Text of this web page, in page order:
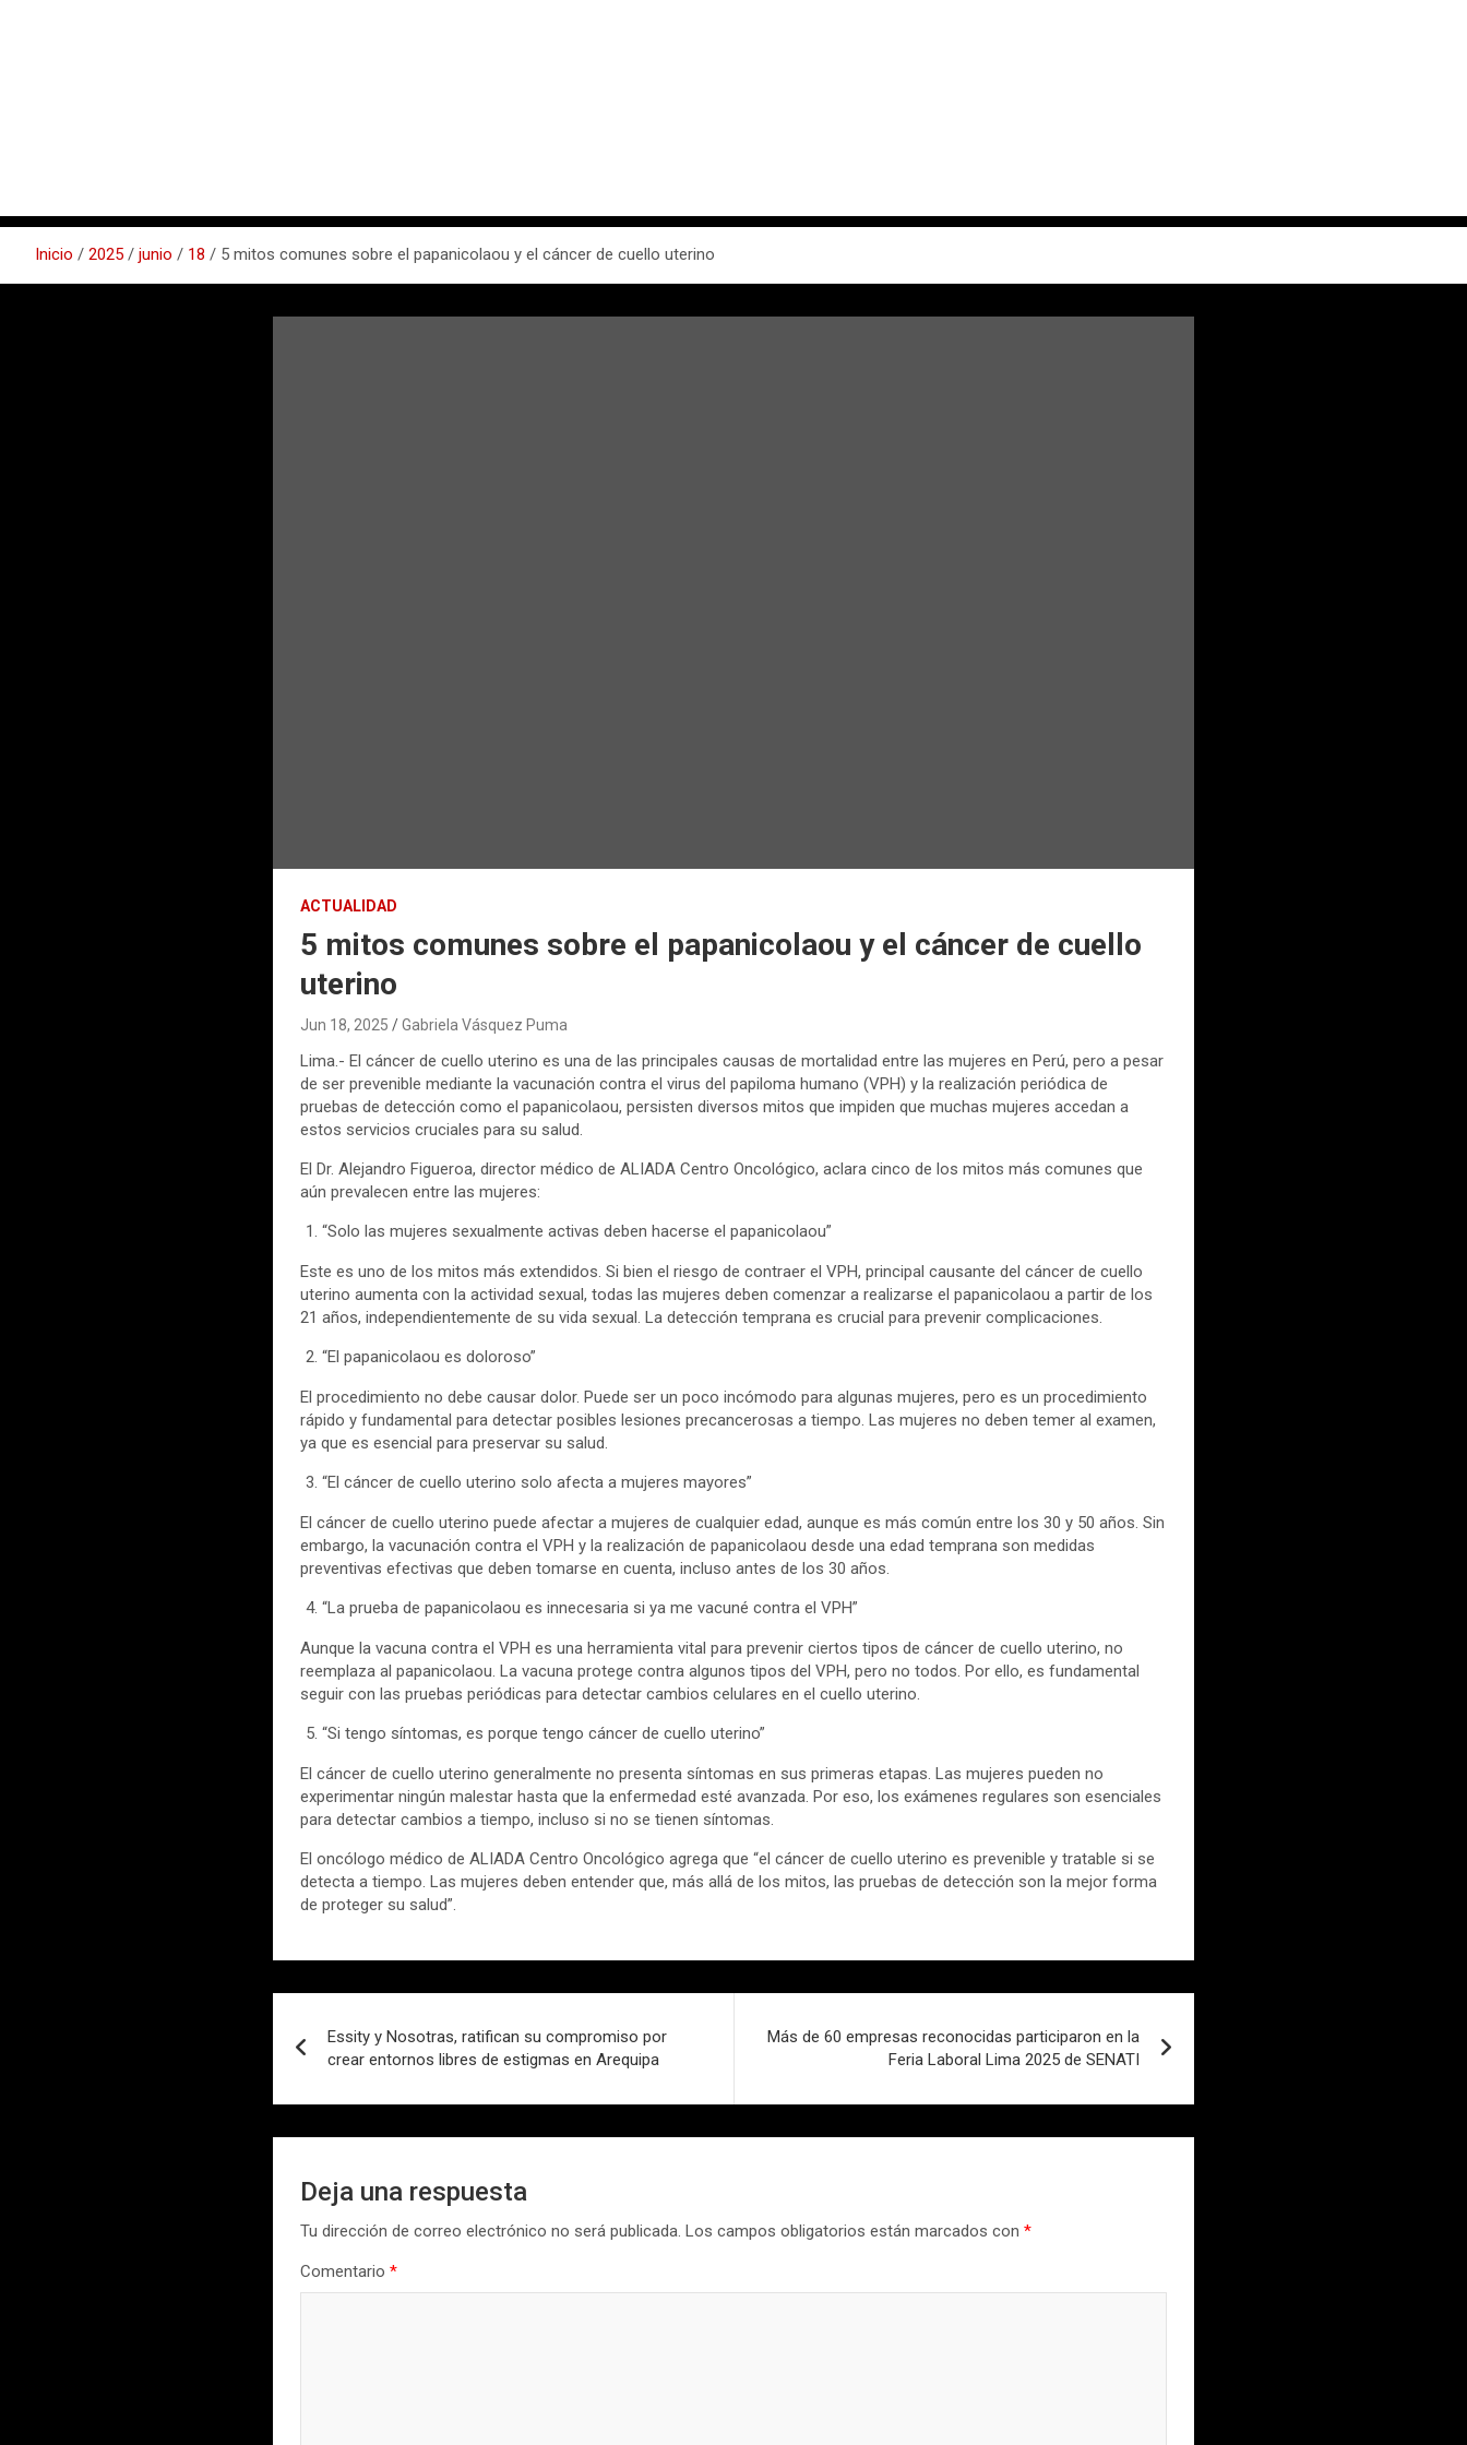
Inicio 2025 junio 18 5 mitos comunes sobre el papanicolaou y el cáncer de cuello uterino
ACTUALIDAD
5 mitos comunes sobre el papanicolaou y el cáncer de cuello
uterino
Jun 18, 2025 Gabriela Vásquez Puma
Lima.- El cáncer de cuello uterino es una de las principales causas de mortalidad entre las mujeres en Perú, pero a pesar
de ser prevenible mediante la vacunación contra el virus del papiloma humano (VPH) y la realización periódica de
pruebas de detección como el papanicolaou, persisten diversos mitos que impiden que muchas mujeres accedan a
estos servicios cruciales para su salud.
El Dr. Alejandro Figueroa, director médico de ALIADA Centro Oncológico, aclara cinco de los mitos más comunes que
aún prevalecen entre las mujeres:
“Solo las mujeres sexualmente activas deben hacerse el papanicolaou”
Este es uno de los mitos más extendidos. Si bien el riesgo de contraer el VPH, principal causante del cáncer de cuello
uterino aumenta con la actividad sexual, todas las mujeres deben comenzar a realizarse el papanicolaou a partir de los
21 años, independientemente de su vida sexual. La detección temprana es crucial para prevenir complicaciones.
“El papanicolaou es doloroso”
El procedimiento no debe causar dolor. Puede ser un poco incómodo para algunas mujeres, pero es un procedimiento
rápido y fundamental para detectar posibles lesiones precancerosas a tiempo. Las mujeres no deben temer al examen,
ya que es esencial para preservar su salud.
“El cáncer de cuello uterino solo afecta a mujeres mayores”
El cáncer de cuello uterino puede afectar a mujeres de cualquier edad, aunque es más común entre los 30 y 50 años. Sin
embargo, la vacunación contra el VPH y la realización de papanicolaou desde una edad temprana son medidas
preventivas efectivas que deben tomarse en cuenta, incluso antes de los 30 años.
“La prueba de papanicolaou es innecesaria si ya me vacuné contra el VPH”
Aunque la vacuna contra el VPH es una herramienta vital para prevenir ciertos tipos de cáncer de cuello uterino, no
reemplaza al papanicolaou. La vacuna protege contra algunos tipos del VPH, pero no todos. Por ello, es fundamental
seguir con las pruebas periódicas para detectar cambios celulares en el cuello uterino.
“Si tengo síntomas, es porque tengo cáncer de cuello uterino”
El cáncer de cuello uterino generalmente no presenta síntomas en sus primeras etapas. Las mujeres pueden no
experimentar ningún malestar hasta que la enfermedad esté avanzada. Por eso, los exámenes regulares son esenciales
para detectar cambios a tiempo, incluso si no se tienen síntomas.
El oncólogo médico de ALIADA Centro Oncológico agrega que “el cáncer de cuello uterino es prevenible y tratable si se
detecta a tiempo. Las mujeres deben entender que, más allá de los mitos, las pruebas de detección son la mejor forma
de proteger su salud”.
de
entradas
Essity y Nosotras, ratifican su compromiso por
crear entornos libres de estigmas en Arequipa
Más de 60 empresas reconocidas participaron en la
Feria Laboral Lima 2025 de SENATI
Deja una respuesta
Tu dirección de correo electrónico no será publicada. Los campos obligatorios están marcados con*
Comentario*